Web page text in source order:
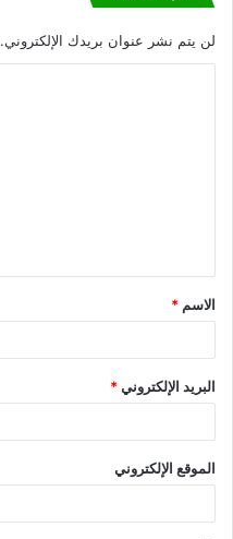
لن يتم نشر عنوان بريدك الإلكتروني.
الاسم *
البريد الإلكتروني*
الموقع الإلكتروني